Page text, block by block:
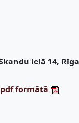
ielā 14, Rīga
formātā